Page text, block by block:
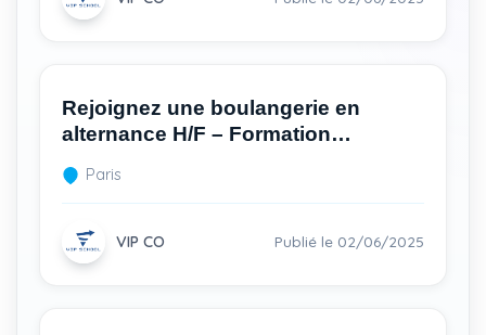
Rejoignez une boulangerie en
alternance H/F – Formation
Paris
VIP CO Publié le 02/06/2025